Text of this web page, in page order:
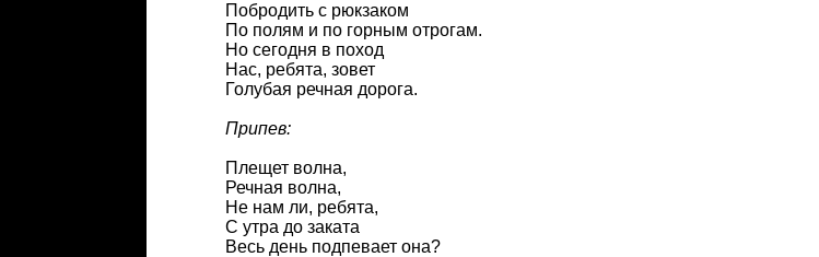
Побродить с рюкзаком
По полям и по горным отрогам.
Но сегодня в поход
Нас, ребята, зовет
Голубая речная дорога.
Припев:
Плещет волна,
Речная волна,
Не нам ли, ребята,
С утра до заката
Весь день подпевает она?